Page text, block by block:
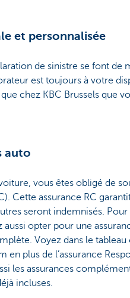
et personnalisée
de sinistre se font de
est toujours à votre
chez KBC Brussels que
auto
vous êtes obligé de
Cette assurance RC
seront indemnisés.
opter pour une
Voyez dans le tableau
en plus de l’assurance
les assurances
incluses.